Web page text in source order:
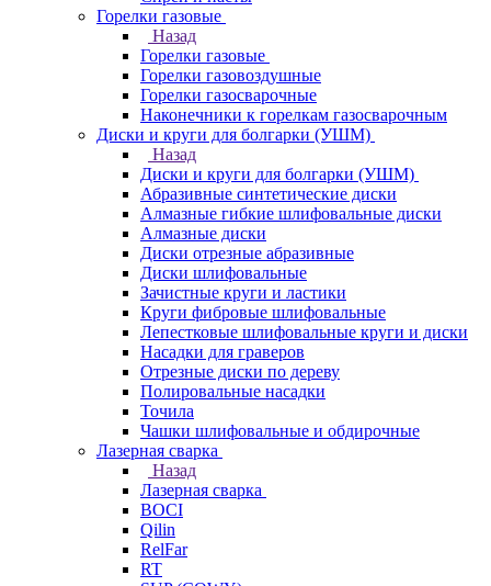
Горелки газовые
Назад
Горелки газовые
Горелки газовоздушные
Горелки газосварочные
Наконечники к горелкам газосварочным
Диски и круги для болгарки (УШМ)
Назад
Диски и круги для болгарки (УШМ)
Абразивные синтетические диски
Алмазные гибкие шлифовальные диски
Алмазные диски
Диски отрезные абразивные
Диски шлифовальные
Зачистные круги и ластики
Круги фибровые шлифовальные
Лепестковые шлифовальные круги и диски
Насадки для граверов
Отрезные диски по дереву
Полировальные насадки
Точила
Чашки шлифовальные и обдирочные
Лазерная сварка
Назад
Лазерная сварка
BOCI
Qilin
RelFar
RT